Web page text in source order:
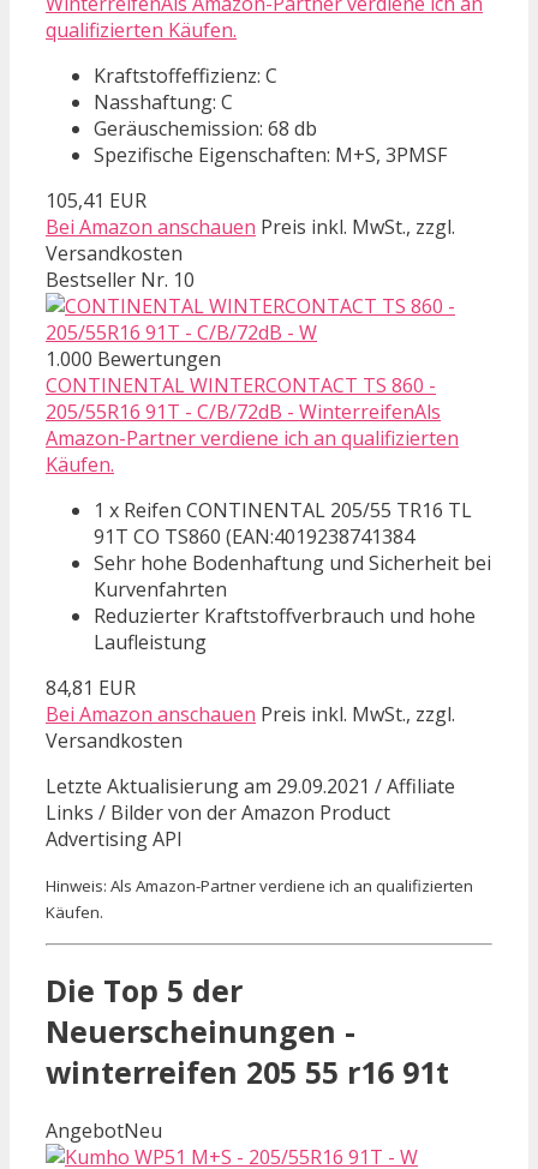
qualifizierten Käufen.
Kraftstoffeffizienz: C
Nasshaftung: C
Geräuschemission: 68 db
Spezifische Eigenschaften: M+S, 3PMSF
105,41 EUR
Bei Amazon anschauen Preis inkl. MwSt., zzgl.
Versandkosten
Bestseller Nr. 10
1.000 Bewertungen
CONTINENTAL WINTERCONTACT TS 860 -
205/55R16 91T - C/B/72dB - WinterreifenAls
Amazon-Partner verdiene ich an qualifizierten
Käufen.
1 x Reifen CONTINENTAL 205/55 TR16 TL
91T CO TS860 (EAN:4019238741384
Sehr hohe Bodenhaftung und Sicherheit bei
Kurvenfahrten
Reduzierter Kraftstoffverbrauch und hohe
Laufleistung
84,81 EUR
Bei Amazon anschauen Preis inkl. MwSt., zzgl.
Versandkosten
Letzte Aktualisierung am 29.09.2021 / Affiliate
Links / Bilder von der Amazon Product
Advertising API
Hinweis: Als Amazon-Partner verdiene ich an qualifizierten
Käufen.
Die Top 5 der
Neuerscheinungen -
winterreifen 205 55 r16 91t
AngebotNeu